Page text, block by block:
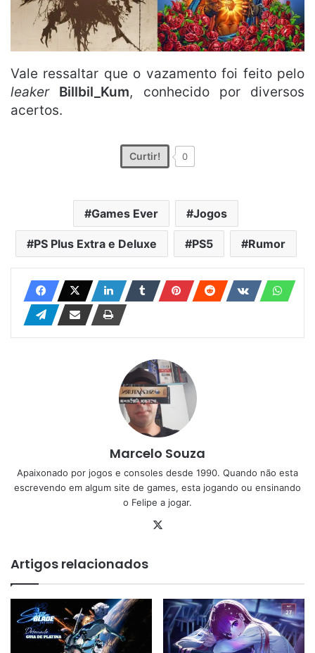
Vale ressaltar que o vazamento foi feito pelo
leaker Billbil_Kum, conhecido por diversos
acertos.
Curtir! 0
Games Ever Jogos
PS Plus Extra e Deluxe PS5 Rumor
Marcelo Souza
Apaixonado por jogos e consoles desde 1990. Quando não esta
escrevendo em algum site de games, esta jogando ou ensinando
o Felipe a jogar.
Artigos relacionados